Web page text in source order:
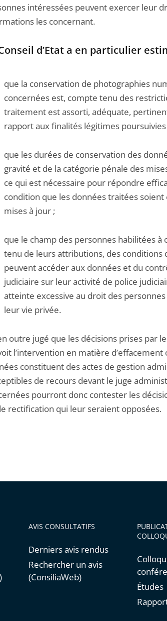
intéressées peuvent exercer leur
les concernant.
d’Etat a en particulier
que la conservation de photographies
concernées est, compte tenu des
traitement est assorti, adéquate,
rapport aux finalités légitimes poursuivies
que les durées de conservation des
gravité et de la catégorie pénale des
ce qui est nécessaire pour répondre
condition que les données traitées
mises à jour ;
que le champ des personnes habilitées
tenu de leurs attributions, des conditions
peuvent accéder aux données et du
judiciaire sur leur activité de police
atteinte excessive au droit des
leur vie privée.
outre jugé que les décisions prises par
l’intervention en matière
constituent des actes de gestion
de recours devant le juge
pourront donc contester les
rectification qui leur seraient opposées.
AVIS CONSULTATIFS
Derniers avis rendus
Rechercher un avis
(ConsiliaWeb)
Études